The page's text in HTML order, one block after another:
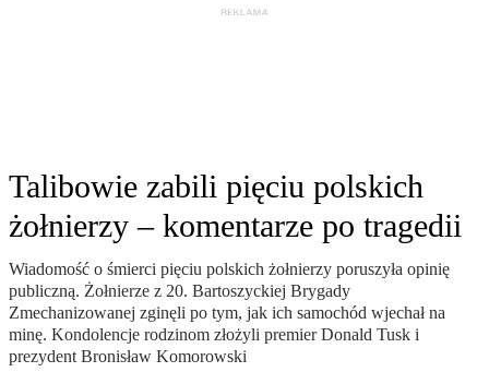
Talibowie zabili pięciu polskich
żołnierzy – komentarze po tragedii
Wiadomość o śmierci pięciu polskich żołnierzy poruszyła opinię
publiczną. Żołnierze z 20. Bartoszyckiej Brygady
Zmechanizowanej zginęli po tym, jak ich samochód wjechał na
minę. Kondolencje rodzinom złożyli premier Donald Tusk i
prezydent Bronisław Komorowski